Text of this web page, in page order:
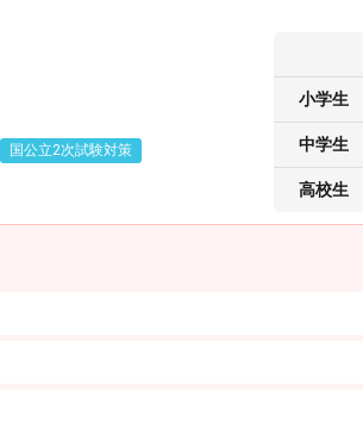
国公立2次試験対策
小学生
中学生
高校生